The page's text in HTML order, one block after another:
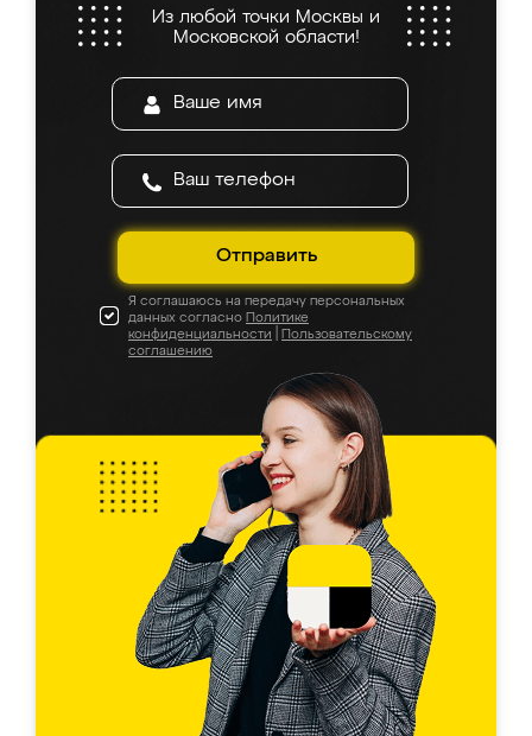
Из любой точки Москвы и
Московской области!
Отправить
Я соглашаюсь на передачу персональных
данных согласно Политике
конфиденциальности
Пользовательскому
соглашению